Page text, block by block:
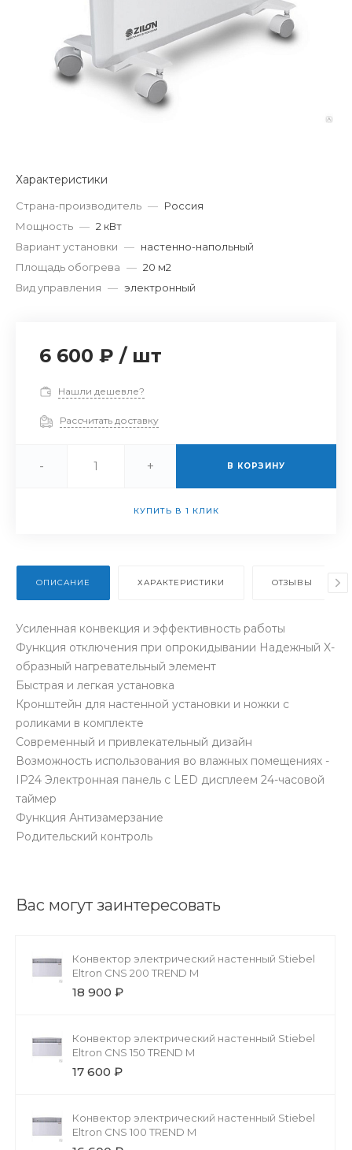
Характеристики
Страна-производитель — Россия
Мощность — 2 кВт
Вариант установки — настенно-напольный
Площадь обогрева — 20 м2
Вид управления — электронный
6 600 ₽ / шт
Нашли дешевле?
Рассчитать доставку
- + В КОРЗИНУ
КУПИТЬ В 1 КЛИК
ОПИСАНИЕ ХАРАКТЕРИСТИКИ ОТЗЫВЫ
Усиленная конвекция и эффективность работы
Функция отключения при опрокидывании Надежный X-
образный нагревательный элемент
Быстрая и легкая установка
Кронштейн для настенной установки и ножки с
роликами в комплекте
Современный и привлекательный дизайн
Возможность использования во влажных помещениях -
IP24 Электронная панель с LED дисплеем 24-часовой
таймер
Функция Антизамерзание
Родительский контроль
Вас могут заинтересовать
Конвектор электрический настенный Stiebel
Eltron CNS 200 TREND M
18 900 ₽
Конвектор электрический настенный Stiebel
Eltron CNS 150 TREND M
17 600 ₽
Конвектор электрический настенный Stiebel
Eltron CNS 100 TREND M